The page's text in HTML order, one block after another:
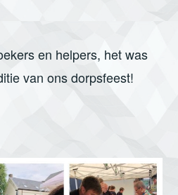
en helpers, het was
van ons dorpsfeest!